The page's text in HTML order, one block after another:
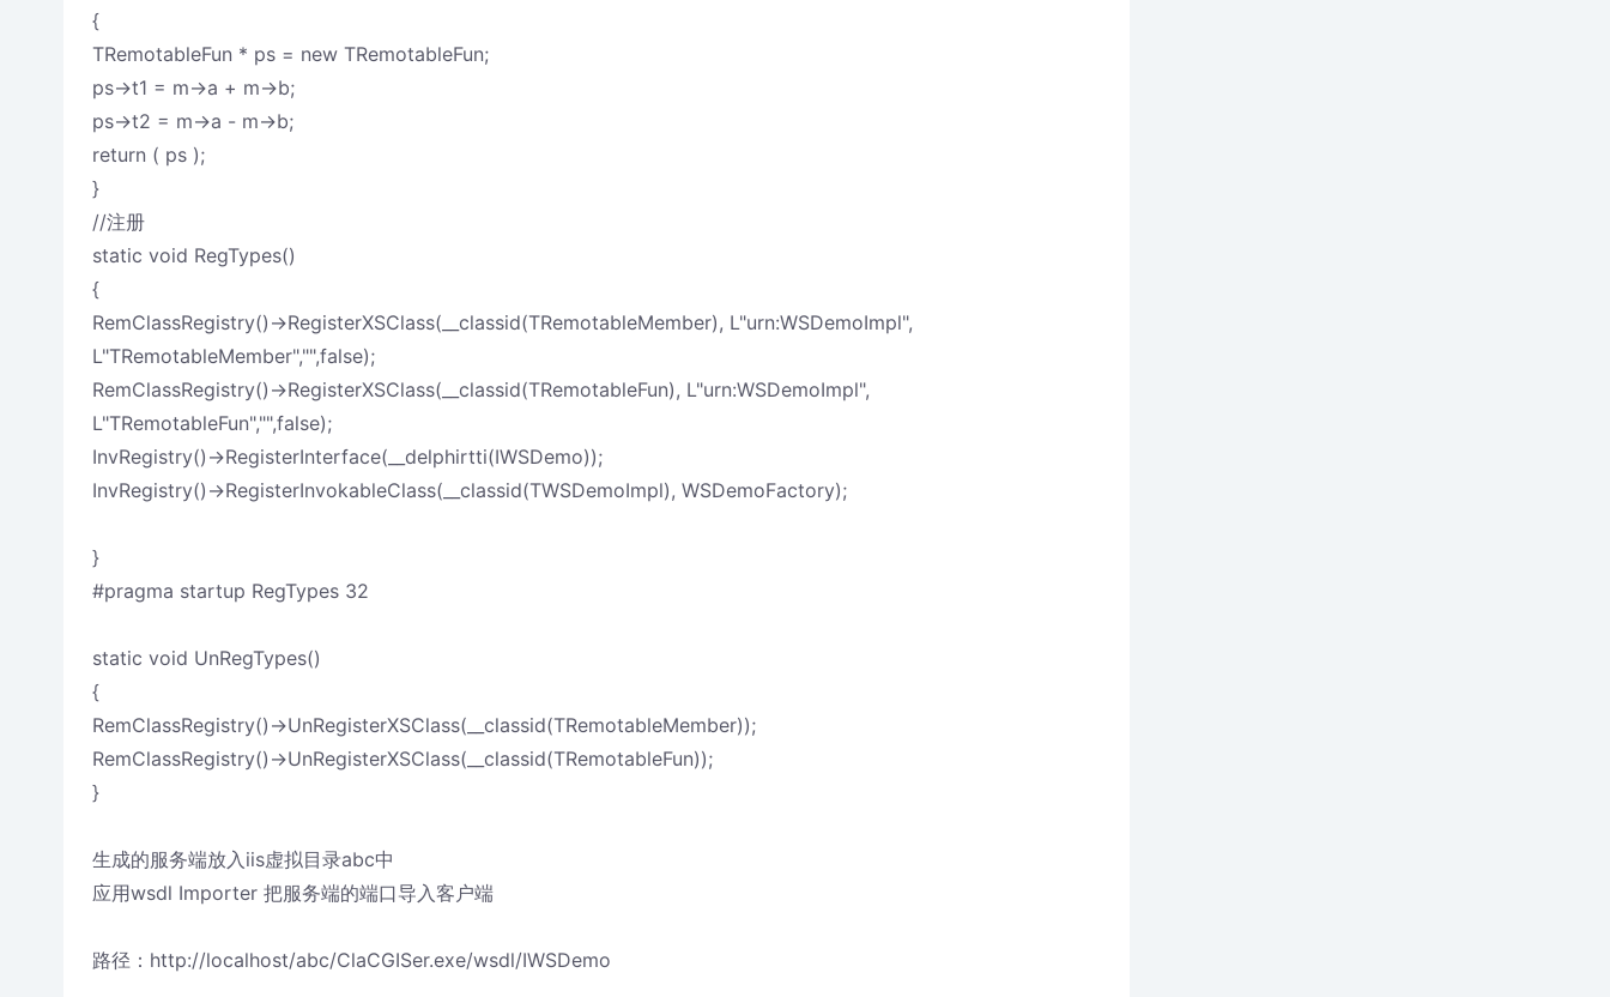
{
TRemotableFun * ps = new TRemotableFun;
ps->t1 = m->a + m->b;
ps->t2 = m->a - m->b;
return ( ps );
}
//注册
static void RegTypes()
{
RemClassRegistry()->RegisterXSClass(__classid(TRemotableMember), L"urn:WSDemoImpl",
L"TRemotableMember","",false);
RemClassRegistry()->RegisterXSClass(__classid(TRemotableFun), L"urn:WSDemoImpl",
L"TRemotableFun","",false);
InvRegistry()->RegisterInterface(__delphirtti(IWSDemo));
InvRegistry()->RegisterInvokableClass(__classid(TWSDemoImpl), WSDemoFactory);
}
#pragma startup RegTypes 32
static void UnRegTypes()
{
RemClassRegistry()->UnRegisterXSClass(__classid(TRemotableMember));
RemClassRegistry()->UnRegisterXSClass(__classid(TRemotableFun));
}
生成的服务端放入iis虚拟目录abc中
应用wsdl Importer 把服务端的端口导入客户端
路径：http://localhost/abc/ClaCGISer.exe/wsdl/IWSDemo